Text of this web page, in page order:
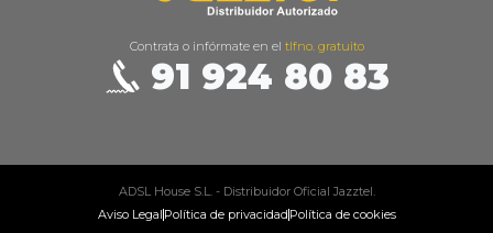
Contrata o infórmate en el tlfno. gratuito
91 924 80 83
ADSL House S.L. - Distribuidor Oficial Jazztel.
Aviso LegalPolítica de privacidadPolítica de cookies